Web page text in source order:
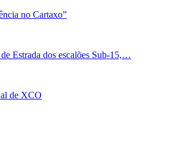
no Cartaxo”
Estrada dos escalões Sub-15,…
de XCO